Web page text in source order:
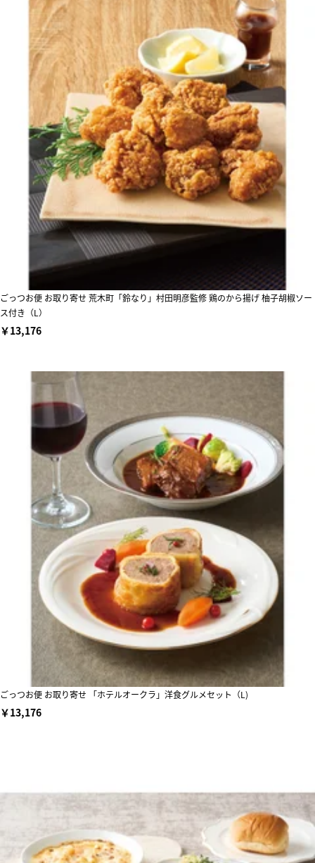
ごっつお便 お取り寄せ 荒木町「鈴なり」村田明彦監修 鶏のから揚げ 柚子胡椒ソー
ス付き（L）
￥13,176
ごっつお便 お取り寄せ 「ホテルオークラ」洋食グルメセット（L)
￥13,176